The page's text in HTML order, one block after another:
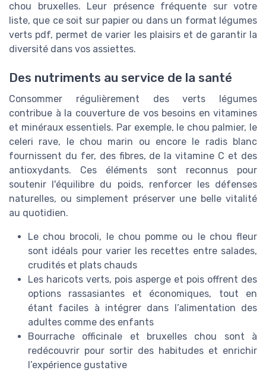
chou bruxelles. Leur présence fréquente sur votre
liste, que ce soit sur papier ou dans un format légumes
verts pdf, permet de varier les plaisirs et de garantir la
diversité dans vos assiettes.
Des nutriments au service de la santé
Consommer régulièrement des verts légumes
contribue à la couverture de vos besoins en vitamines
et minéraux essentiels. Par exemple, le chou palmier, le
celeri rave, le chou marin ou encore le radis blanc
fournissent du fer, des fibres, de la vitamine C et des
antioxydants. Ces éléments sont reconnus pour
soutenir l'équilibre du poids, renforcer les défenses
naturelles, ou simplement préserver une belle vitalité
au quotidien.
Le chou brocoli, le chou pomme ou le chou fleur
sont idéals pour varier les recettes entre salades,
crudités et plats chauds
Les haricots verts, pois asperge et pois offrent des
options rassasiantes et économiques, tout en
étant faciles à intégrer dans l’alimentation des
adultes comme des enfants
Bourrache officinale et bruxelles chou sont à
redécouvrir pour sortir des habitudes et enrichir
l’expérience gustative